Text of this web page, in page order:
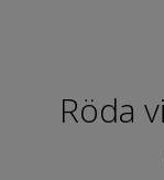
Röda